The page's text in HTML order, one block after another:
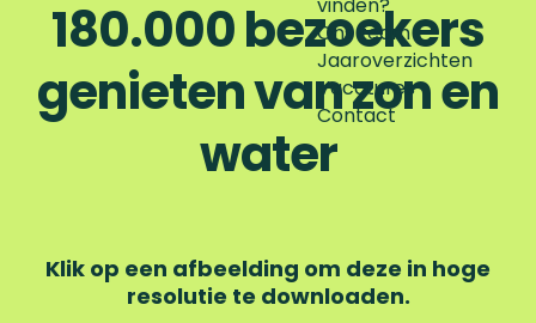
m
Ons team
Jaaroverzichten
Vacatures
Contact
180.000 bezoekers
genieten van zon en
water
Klik op een afbeelding om deze in hoge
resolutie te downloaden.